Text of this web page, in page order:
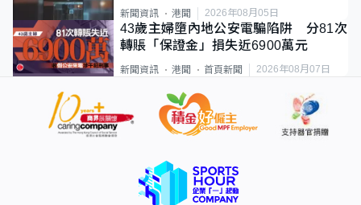
新聞資訊 港聞 2026年08月05日
43歲主婦墮內地公安電騙陷阱 分81次
轉賬「保證金」損失近6900萬元
新聞資訊 港聞 首頁新聞 2026年08月07日